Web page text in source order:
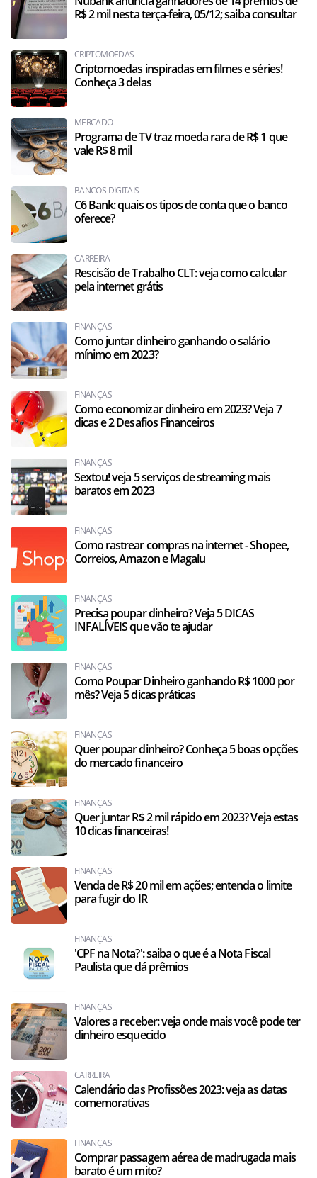
R$ 2 mil nesta terça-feira, 05/12; saiba consultar
CRIPTOMOEDAS
Criptomoedas inspiradas em filmes e séries!
Conheça 3 delas
MERCADO
Programa de TV traz moeda rara de R$ 1 que
vale R$ 8 mil
BANCOS DIGITAIS
C6 Bank: quais os tipos de conta que o banco
oferece?
CARREIRA
Rescisão de Trabalho CLT: veja como calcular
pela internet grátis
FINANÇAS
Como juntar dinheiro ganhando o salário
mínimo em 2023?
FINANÇAS
Como economizar dinheiro em 2023? Veja 7
dicas e 2 Desafios Financeiros
FINANÇAS
Sextou! veja 5 serviços de streaming mais
baratos em 2023
FINANÇAS
Como rastrear compras na internet - Shopee,
Correios, Amazon e Magalu
FINANÇAS
Precisa poupar dinheiro? Veja 5 DICAS
INFALÍVEIS que vão te ajudar
FINANÇAS
Como Poupar Dinheiro ganhando R$ 1000 por
mês? Veja 5 dicas práticas
FINANÇAS
Quer poupar dinheiro? Conheça 5 boas opções
do mercado financeiro
FINANÇAS
Quer juntar R$ 2 mil rápido em 2023? Veja estas
10 dicas financeiras!
FINANÇAS
Venda de R$ 20 mil em ações; entenda o limite
para fugir do IR
FINANÇAS
'CPF na Nota?': saiba o que é a Nota Fiscal
Paulista que dá prêmios
FINANÇAS
Valores a receber: veja onde mais você pode ter
dinheiro esquecido
CARREIRA
Calendário das Profissões 2023: veja as datas
comemorativas
FINANÇAS
Comprar passagem aérea de madrugada mais
barato é um mito?